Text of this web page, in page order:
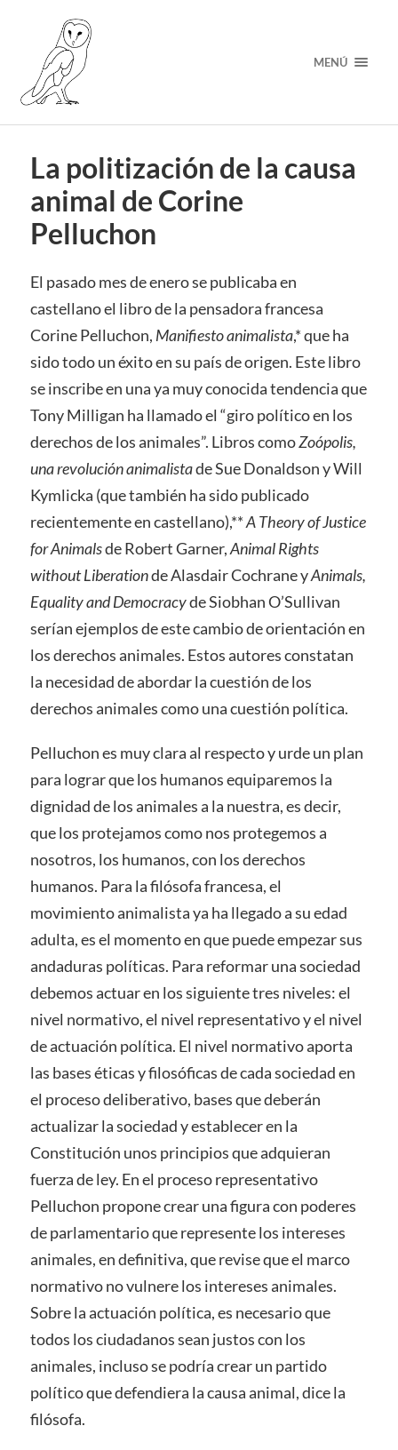
MENÚ
La politización de la causa
animal de Corine
Pelluchon
El pasado mes de enero se publicaba en
castellano el libro de la pensadora francesa
Corine Pelluchon, Manifiesto animalista,* que ha
sido todo un éxito en su país de origen. Este libro
se inscribe en una ya muy conocida tendencia que
Tony Milligan ha llamado el “giro político en los
derechos de los animales”. Libros comoZoópolis,
una revolución animalistade Sue Donaldson y Will
Kymlicka (que también ha sido publicado
recientemente en castellano),**A Theory of Justice
for Animalsde Robert Garner,Animal Rights
without Liberationde Alasdair Cochrane yAnimals,
Equality and Democracyde Siobhan O’Sullivan
serían ejemplos de este cambio de orientación en
los derechos animales. Estos autores constatan
la necesidad de abordar la cuestión de los
derechos animales como una cuestión política.
Pelluchon es muy clara al respecto y urde un plan
para lograr que los humanos equiparemos la
dignidad de los animales a la nuestra, es decir,
que los protejamos como nos protegemos a
nosotros, los humanos, con los derechos
humanos. Para la filósofa francesa, el
movimiento animalista ya ha llegado a su edad
adulta, es el momento en que puede empezar sus
andaduras políticas. Para reformar una sociedad
debemos actuar en los siguiente tres niveles: el
nivel normativo, el nivel representativo y el nivel
de actuación política. El nivel normativo aporta
las bases éticas y filosóficas de cada sociedad en
el proceso deliberativo, bases que deberán
actualizar la sociedad y establecer en la
Constitución unos principios que adquieran
fuerza de ley. En el proceso representativo
Pelluchon propone crear una figura con poderes
de parlamentario que represente los intereses
animales, en definitiva, que revise que el marco
normativo no vulnere los intereses animales.
Sobre la actuación política, es necesario que
todos los ciudadanos sean justos con los
animales, incluso se podría crear un partido
político que defendiera la causa animal, dice la
filósofa.